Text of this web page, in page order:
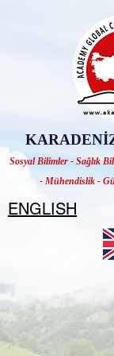
Sosyal Bilimler - Sağlık
- Mühendislik -
ENGLISH